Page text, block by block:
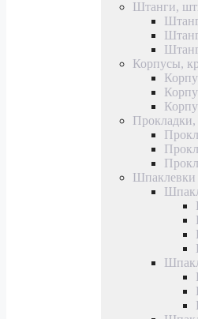
Штанги,
Корпусы,
Шпаклевки